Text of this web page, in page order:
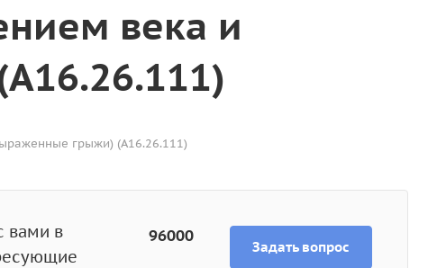
века и
грыжи) (A16.26.111)
вами в
96000
Задать вопрос